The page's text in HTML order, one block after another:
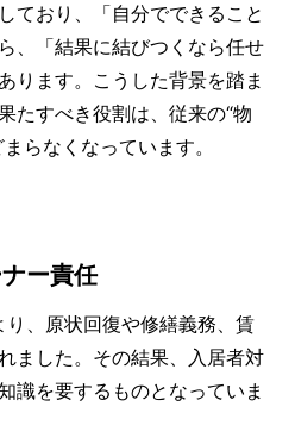
ており、「自分でできること
、「結果に結びつくなら任せ
ります。こうした背景を踏ま
たすべき役割は、従来の“物
らなくなっています。
ー責任
、原状回復や修繕義務、賃
ました。その結果、入居者対
識を要するものとなっていま